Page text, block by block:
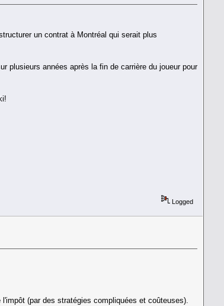
un contrat à Montréal qui serait plus
plusieurs années après la fin de carrière du joueur pour
Logged
(par des stratégies compliquées et coûteuses).